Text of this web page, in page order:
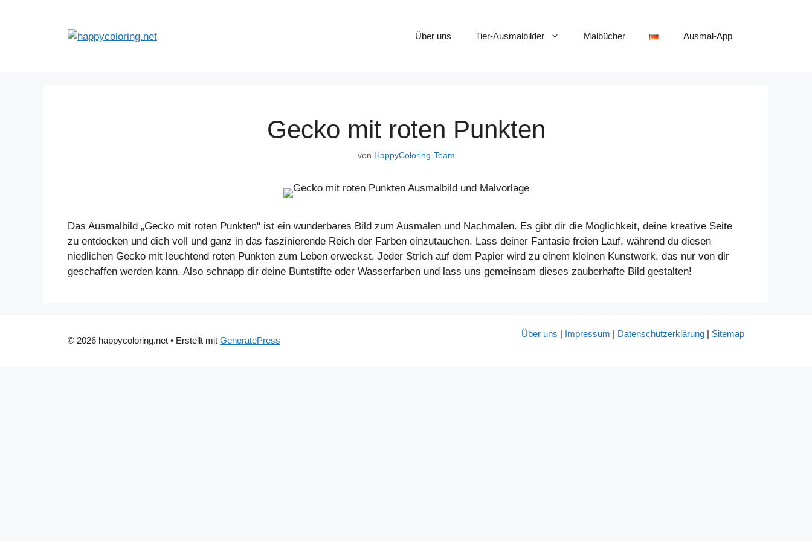
Über uns Tier-Ausmalbilder Malbücher Ausmal-App
Gecko mit roten Punkten
von HappyColoring-Team
Das Ausmalbild „Gecko mit roten Punkten“ ist ein wunderbares Bild zum Ausmalen und Nachmalen. Es gibt dir die Möglichkeit, deine kreative Seite
zu entdecken und dich voll und ganz in das faszinierende Reich der Farben einzutauchen. Lass deiner Fantasie freien Lauf, während du diesen
niedlichen Gecko mit leuchtend roten Punkten zum Leben erweckst. Jeder Strich auf dem Papier wird zu einem kleinen Kunstwerk, das nur von dir
geschaffen werden kann. Also schnapp dir deine Buntstifte oder Wasserfarben und lass uns gemeinsam dieses zauberhafte Bild gestalten!
Über uns | Impressum | Datenschutzerklärung | Sitemap
© 2026 happycoloring.net • Erstellt mit GeneratePress